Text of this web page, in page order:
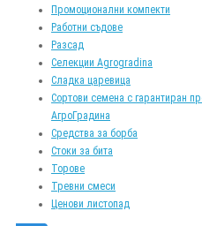
Промоционални компекти
Работни съдове
Разсад
Селекции Agrogradina
Сладка царевица
Сортови семена с гарантиран
АгроГрадина
Средства за борба
Стоки за бита
Торове
Тревни смеси
Ценови листопад